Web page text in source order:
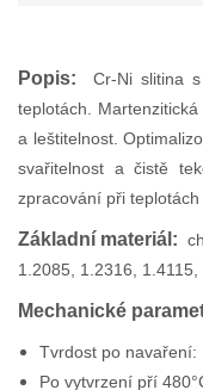
Popis:
Cr-Ni slitina
teplotách.
a leštitelnost.
svařitelnost a čistě
zpracování při
Základní materiál: c
1.2085, 1.2316, 1.4115,
Mechanické
Tvrdost po
Po vytvrzení pří